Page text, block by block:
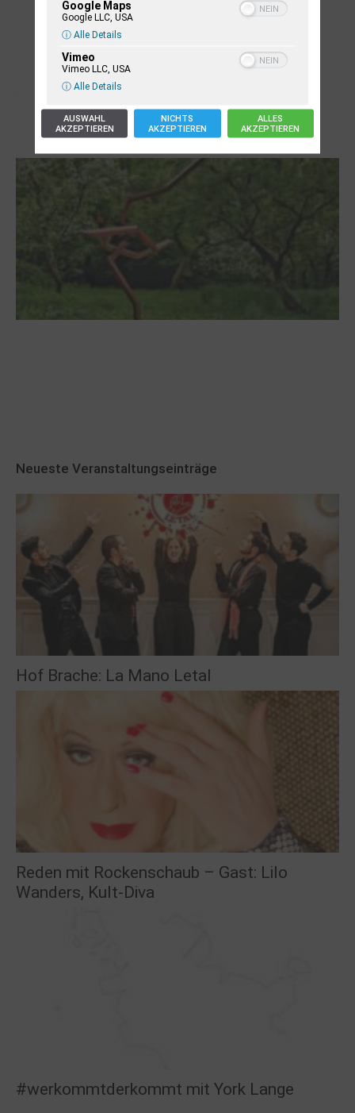
Letj fröögels
Neueste Veranstaltungseinträge
Hof Brache: La Mano Letal
Reden mit Rockenschaub – Gast: Lilo
Wanders, Kult-Diva
#werkommtderkommt mit York Lange
Google Maps
Google LLC, USA
ⓘ Alle Details
Vimeo
Vimeo LLC, USA
ⓘ Alle Details
AUSWAHL
AKZEPTIEREN
NICHTS
AKZEPTIEREN
ALLES
AKZEPTIEREN